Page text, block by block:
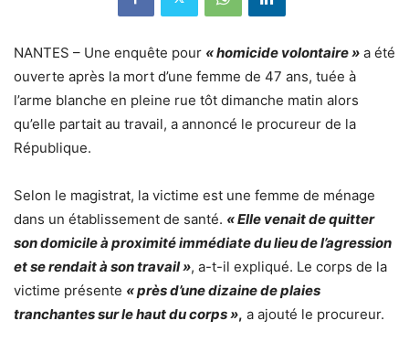
NANTES – Une enquête pour « homicide volontaire » a été
ouverte après la mort d’une femme de 47 ans, tuée à
l’arme blanche en pleine rue tôt dimanche matin alors
qu’elle partait au travail, a annoncé le procureur de la
République.
Selon le magistrat, la victime est une femme de ménage
dans un établissement de santé. « Elle venait de quitter
son domicile à proximité immédiate du lieu de l’agression
et se rendait à son travail », a-t-il expliqué. Le corps de la
victime présente « près d’une dizaine de plaies
tranchantes sur le haut du corps », a ajouté le procureur.